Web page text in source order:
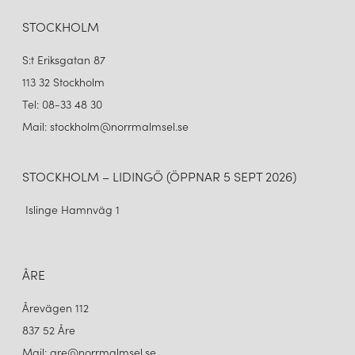
STOCKHOLM
S:t Eriksgatan 87
113 32 Stockholm
Tel: 08-33 48 30
Mail: stockholm@norrmalmsel.se
STOCKHOLM – LIDINGÖ (ÖPPNAR 5 SEPT 2026)
Islinge Hamnväg 1
ÅRE
Årevägen 112
837 52 Åre
Mail: are@norrmalmsel.se